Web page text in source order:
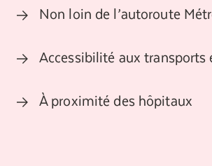
Non loin de l’autoroute
Accessibilité aux transports
À proximité des hôpitaux